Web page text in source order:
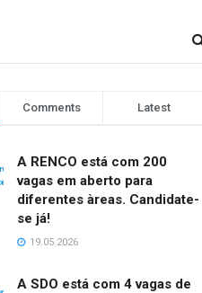
Comments Latest
A RENCO está com 200
vagas em aberto para
diferentes àreas. Candidate-
se já!
19.05.2026
A SDO está com 4 vagas de